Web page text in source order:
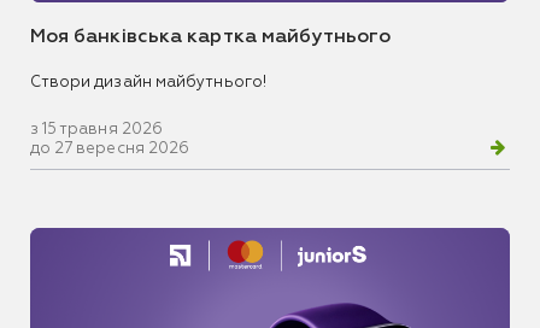
Моя банківська картка майбутнього
Створи дизайн майбутнього!
з 15 травня 2026
до 27 вересня 2026